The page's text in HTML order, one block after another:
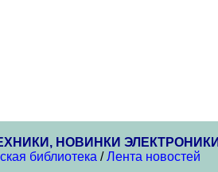
НОВИНКИ
библиотека /Лента новостей